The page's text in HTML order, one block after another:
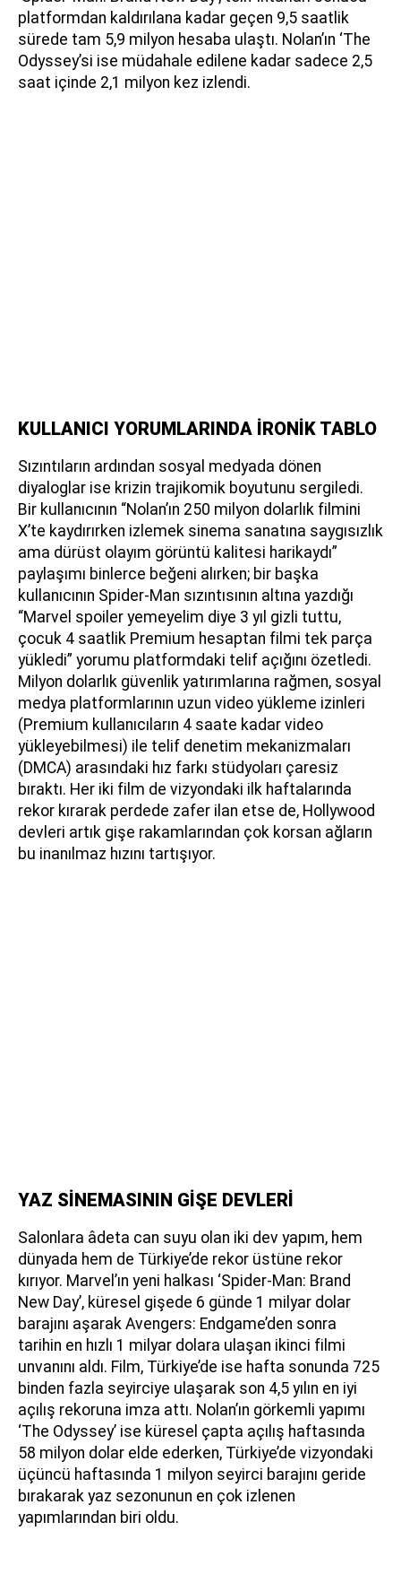
platformdan kaldırılana kadar geçen 9,5 saatlik
sürede tam 5,9 milyon hesaba ulaştı. Nolan’ın ‘The
Odyssey’si ise müdahale edilene kadar sadece 2,5
saat içinde 2,1 milyon kez izlendi.
KULLANICI YORUMLARINDA İRONİK TABLO
Sızıntıların ardından sosyal medyada dönen
diyaloglar ise krizin trajikomik boyutunu sergiledi.
Bir kullanıcının “Nolan’ın 250 milyon dolarlık filmini
X’te kaydırırken izlemek sinema sanatına saygısızlık
ama dürüst olayım görüntü kalitesi harikaydı”
paylaşımı binlerce beğeni alırken; bir başka
kullanıcının Spider-Man sızıntısının altına yazdığı
“Marvel spoiler yemeyelim diye 3 yıl gizli tuttu,
çocuk 4 saatlik Premium hesaptan filmi tek parça
yükledi” yorumu platformdaki telif açığını özetledi.
Milyon dolarlık güvenlik yatırımlarına rağmen, sosyal
medya platformlarının uzun video yükleme izinleri
(Premium kullanıcıların 4 saate kadar video
yükleyebilmesi) ile telif denetim mekanizmaları
(DMCA) arasındaki hız farkı stüdyoları çaresiz
bıraktı. Her iki film de vizyondaki ilk haftalarında
rekor kırarak perdede zafer ilan etse de, Hollywood
devleri artık gişe rakamlarından çok korsan ağların
bu inanılmaz hızını tartışıyor.
YAZ SİNEMASININ GİŞE DEVLERİ
Salonlara âdeta can suyu olan iki dev yapım, hem
dünyada hem de Türkiye’de rekor üstüne rekor
kırıyor. Marvel’ın yeni halkası ‘Spider-Man: Brand
New Day’, küresel gişede 6 günde 1 milyar dolar
barajını aşarak Avengers: Endgame’den sonra
tarihin en hızlı 1 milyar dolara ulaşan ikinci filmi
unvanını aldı. Film, Türkiye’de ise hafta sonunda 725
binden fazla seyirciye ulaşarak son 4,5 yılın en iyi
açılış rekoruna imza attı. Nolan’ın görkemli yapımı
‘The Odyssey’ ise küresel çapta açılış haftasında
58 milyon dolar elde ederken, Türkiye’de vizyondaki
üçüncü haftasında 1 milyon seyirci barajını geride
bırakarak yaz sezonunun en çok izlenen
yapımlarından biri oldu.